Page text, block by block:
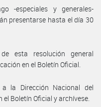
-especiales y generales-
presentarse hasta el día 30
de esta resolución general
en el Boletín Oficial.
a la Dirección Nacional del
Boletín Oficial y archívese.